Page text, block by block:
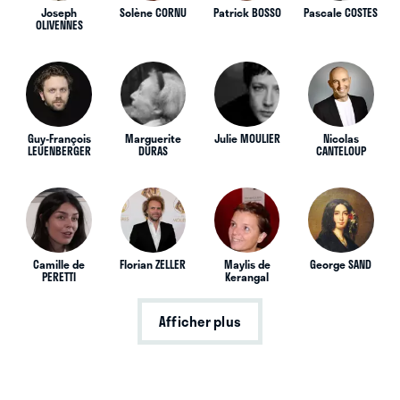
Joseph
OLIVENNES
Solène CORNU Patrick BOSSO Pascale COSTES
Guy-François
LEUENBERGER
Marguerite
DURAS
Julie MOULIER Nicolas
CANTELOUP
Camille de
PERETTI
Florian ZELLER Maylis de
Kerangal
George SAND
Afficher plus